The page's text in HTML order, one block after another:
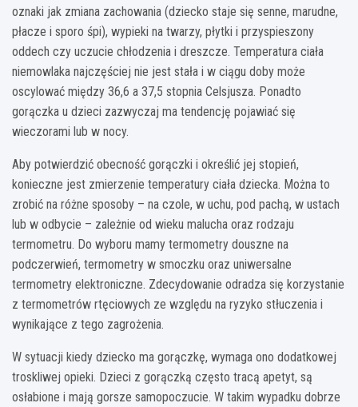
oznaki jak zmiana zachowania (dziecko staje się senne, marudne,
płacze i sporo śpi), wypieki na twarzy, płytki i przyspieszony
oddech czy uczucie chłodzenia i dreszcze. Temperatura ciała
niemowlaka najczęściej nie jest stała i w ciągu doby może
oscylować między 36,6 a 37,5 stopnia Celsjusza. Ponadto
gorączka u dzieci zazwyczaj ma tendencję pojawiać się
wieczorami lub w nocy.
Aby potwierdzić obecność gorączki i określić jej stopień,
konieczne jest zmierzenie temperatury ciała dziecka. Można to
zrobić na różne sposoby – na czole, w uchu, pod pachą, w ustach
lub w odbycie – zależnie od wieku malucha oraz rodzaju
termometru. Do wyboru mamy termometry douszne na
podczerwień, termometry w smoczku oraz uniwersalne
termometry elektroniczne. Zdecydowanie odradza się korzystanie
z termometrów rtęciowych ze względu na ryzyko stłuczenia i
wynikające z tego zagrożenia.
W sytuacji kiedy dziecko ma gorączkę, wymaga ono dodatkowej
troskliwej opieki. Dzieci z gorączką często tracą apetyt, są
osłabione i mają gorsze samopoczucie. W takim wypadku dobrze